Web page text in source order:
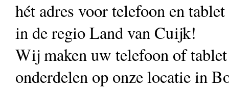
hét adres voor telefoon en
in de regio Land van Cuijk!
Wij maken uw telefoon of
onderdelen op onze locatie in